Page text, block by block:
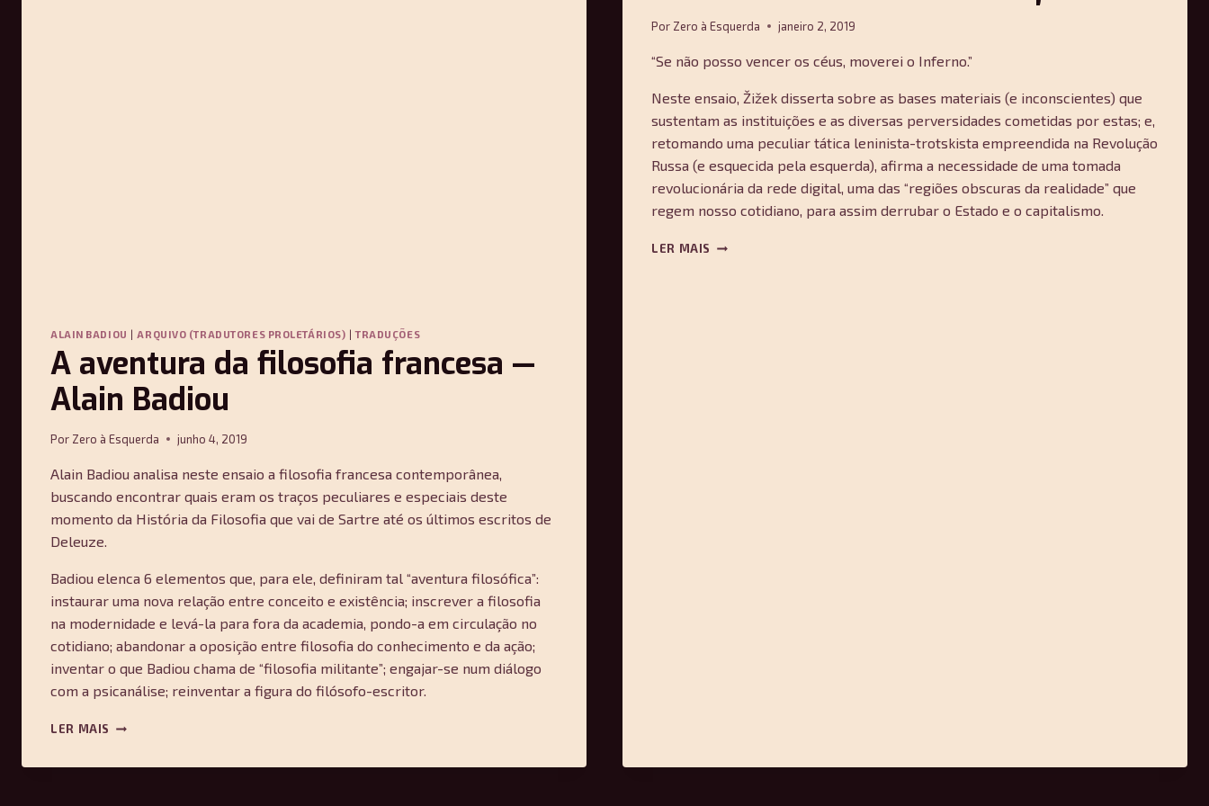
ALAIN BADIOU |ARQUIVO (TRADUTORES PROLETÁRIOS) |TRADUÇÕES
A aventura da filosofia francesa —
Alain Badiou
Por Zero à Esquerda junho 4, 2019
Alain Badiou analisa neste ensaio a filosofia francesa contemporânea,
buscando encontrar quais eram os traços peculiares e especiais deste
momento da História da Filosofia que vai de Sartre até os últimos escritos de
Deleuze.
Badiou elenca 6 elementos que, para ele, definiram tal “aventura filosófica”:
instaurar uma nova relação entre conceito e existência; inscrever a filosofia
na modernidade e levá-la para fora da academia, pondo-a em circulação no
cotidiano; abandonar a oposição entre filosofia do conhecimento e da ação;
inventar o que Badiou chama de “filosofia militante”; engajar-se num diálogo
com a psicanálise; reinventar a figura do filósofo-escritor.
LER MAIS
Por Zero à Esquerda janeiro 2, 2019
“Se não posso vencer os céus, moverei o Inferno.”
Neste ensaio, Žižek disserta sobre as bases materiais (e inconscientes) que
sustentam as instituições e as diversas perversidades cometidas por estas; e,
retomando uma peculiar tática leninista-trotskista empreendida na Revolução
Russa (e esquecida pela esquerda), afirma a necessidade de uma tomada
revolucionária da rede digital, uma das “regiões obscuras da realidade” que
regem nosso cotidiano, para assim derrubar o Estado e o capitalismo.
LER MAIS ACHERONTA